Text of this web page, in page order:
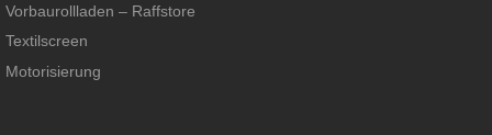
Vorbaurollladen – Raffstore
Textilscreen
Motorisierung